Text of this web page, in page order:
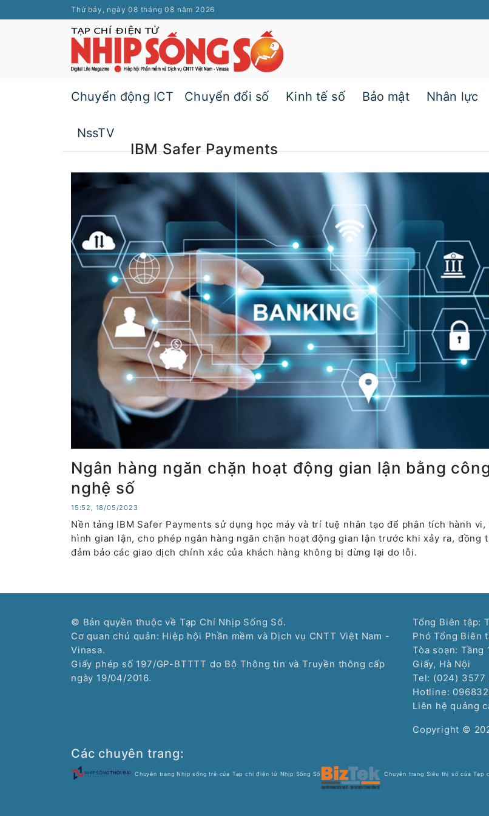
Thứ bảy, ngày 08 tháng 08 năm 2026
Chuyển động ICT Chuyển đổi số Kinh tế số Bảo mật Nhân lực
NssTV
IBM Safer Payments
Ngân hàng ngăn chặn hoạt động gian lận bằng
nghệ số
15:52, 18/05/2023
Nền tảng IBM Safer Payments sử dụng học máy và trí tuệ nhân tạo để phân tích hành vi,
hình gian lận, cho phép ngân hàng ngăn chặn hoạt động gian lận trước khi xảy ra, đồng
đảm bảo các giao dịch chính xác của khách hàng không bị dừng lại do lỗi.
© Bản quyền thuộc về Tạp Chí Nhịp Sống Số.
Cơ quan chủ quản: Hiệp hội Phần mềm và Dịch vụ CNTT Việt Nam -
Vinasa.
Giấy phép số 197/GP-BTTTT do Bộ Thông tin và Truyền thông cấp
ngày 19/04/2016.
Tổng Biên tập:
Phó Tổng Biên
Tòa soạn: Tầng
Giấy, Hà Nội
Tel: (024)
Hotline:
Liên hệ quảng
Copyright ©
Các chuyên trang:
Chuyên trang Nhịp sống trẻ của Tạp chí điện tử Nhịp Sống Số Chuyên trang Siêu thị số của Tạp